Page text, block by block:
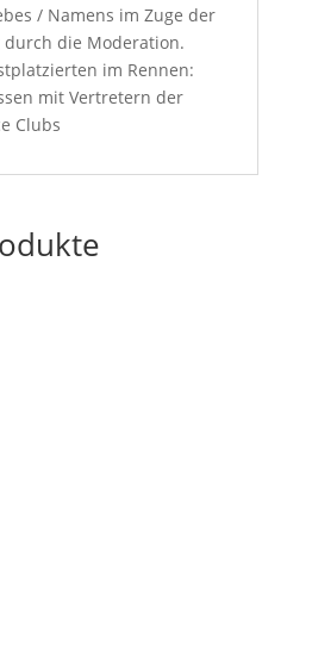
/ Namens im Zuge der
durch die Moderation.
im Rennen:
mit Vertretern der
Clubs